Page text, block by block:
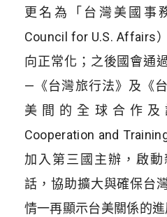
更名為「台灣美國事
Council for U.S. Affairs
向正常化；之後國會通
—《台灣旅行法》及《
美間的全球合作及
Cooperation and
加入第三國主辦，啟
話，協助擴大與確保台
情一再顯示台美關係的進